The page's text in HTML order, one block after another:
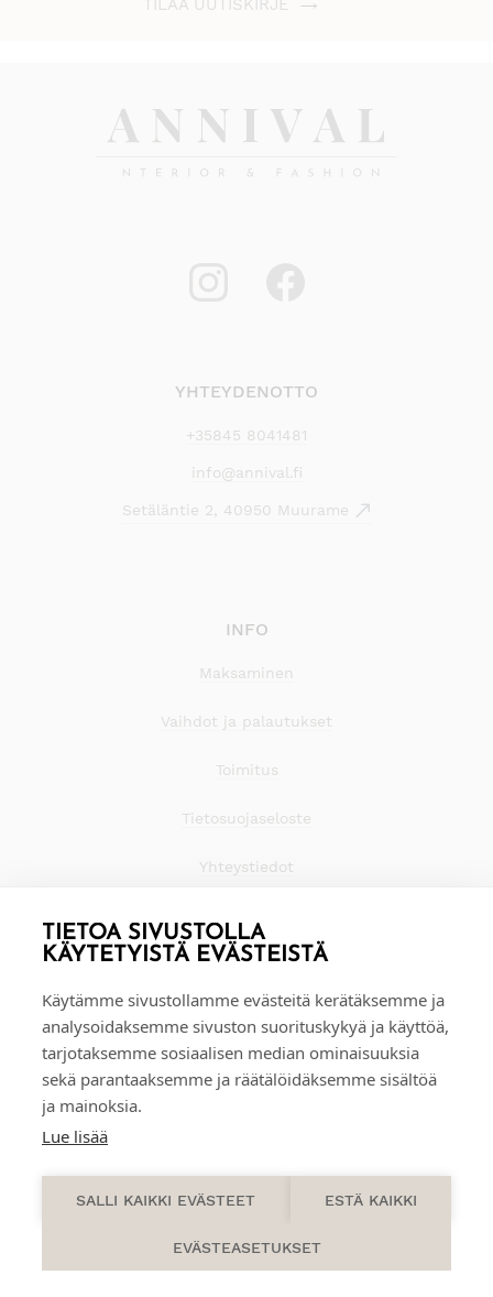
TIETOA SIVUSTOLLA
KÄYTETYISTÄ EVÄSTEISTÄ
Käytämme sivustollamme evästeitä kerätäksemme ja
analysoidaksemme sivuston suorituskykyä ja käyttöä,
tarjotaksemme sosiaalisen median ominaisuuksia
sekä parantaaksemme ja räätälöidäksemme sisältöä
ja mainoksia.
Lue lisää
SALLI KAIKKI EVÄSTEET ESTÄ KAIKKI
EVÄSTEASETUKSET
TILAA UUTISKIRJE
YHTEYDENOTTO
+35845 8041481
info@annival.fi
Setäläntie 2, 40950 Muurame
INFO
Maksaminen
Vaihdot ja palautukset
Toimitus
Tietosuojaseloste
Yhteystiedot